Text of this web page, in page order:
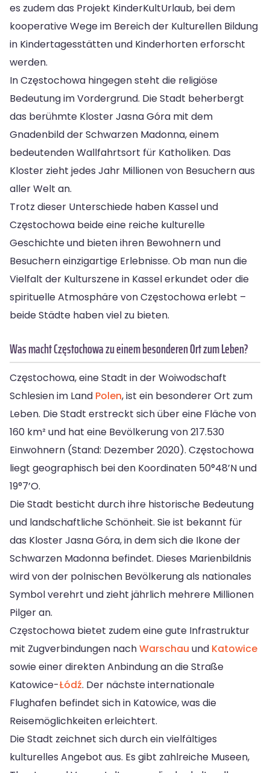
es zudem das Projekt KinderKultUrlaub, bei dem
kooperative Wege im Bereich der Kulturellen Bildung
in Kindertagesstätten und Kinderhorten erforscht
werden.
In Częstochowa hingegen steht die religiöse
Bedeutung im Vordergrund. Die Stadt beherbergt
das berühmte Kloster Jasna Góra mit dem
Gnadenbild der Schwarzen Madonna, einem
bedeutenden Wallfahrtsort für Katholiken. Das
Kloster zieht jedes Jahr Millionen von Besuchern aus
aller Welt an.
Trotz dieser Unterschiede haben Kassel und
Częstochowa beide eine reiche kulturelle
Geschichte und bieten ihren Bewohnern und
Besuchern einzigartige Erlebnisse. Ob man nun die
Vielfalt der Kulturszene in Kassel erkundet oder die
spirituelle Atmosphäre von Częstochowa erlebt –
beide Städte haben viel zu bieten.
Was macht Częstochowa zu einem besonderen Ort zum Leben?
Częstochowa, eine Stadt in der Woiwodschaft
Schlesien im Land Polen, ist ein besonderer Ort zum
Leben. Die Stadt erstreckt sich über eine Fläche von
160 km² und hat eine Bevölkerung von 217.530
Einwohnern (Stand: Dezember 2020). Częstochowa
liegt geographisch bei den Koordinaten 50°48’N und
19°7’O.
Die Stadt besticht durch ihre historische Bedeutung
und landschaftliche Schönheit. Sie ist bekannt für
das Kloster Jasna Góra, in dem sich die Ikone der
Schwarzen Madonna befindet. Dieses Marienbildnis
wird von der polnischen Bevölkerung als nationales
Symbol verehrt und zieht jährlich mehrere Millionen
Pilger an.
Częstochowa bietet zudem eine gute Infrastruktur
mit Zugverbindungen nachWarschau und Katowice
sowie einer direkten Anbindung an die Straße
Katowice-Łódź. Der nächste internationale
Flughafen befindet sich in Katowice, was die
Reisemöglichkeiten erleichtert.
Die Stadt zeichnet sich durch ein vielfältiges
kulturelles Angebot aus. Es gibt zahlreiche Museen,